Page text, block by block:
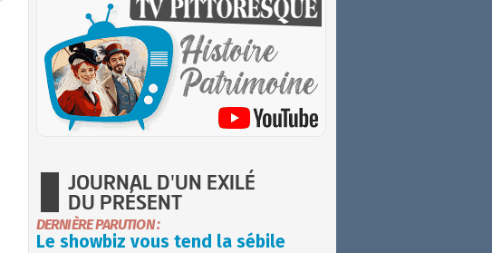
JOURNAL D'UN EXILÉ
DU PRÉSENT
DERNIÈRE PARUTION :
Le showbiz vous tend la sébile